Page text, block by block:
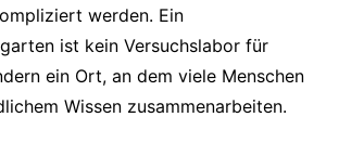
werden. Ein
ist kein Versuchslabor für
ein Ort, an dem viele Menschen
Wissen zusammenarbeiten.